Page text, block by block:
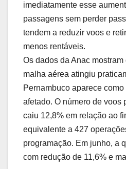
imediatamente esse
passagens sem perder
tendem a reduzir voos e
menos rentáveis.
Os dados da Anac
malha aérea atingiu
Pernambuco aparece
afetado. O número de voos
caiu 12,8% em relação ao
equivalente a 427
programação. Em junho, a
com redução de 11,6% e